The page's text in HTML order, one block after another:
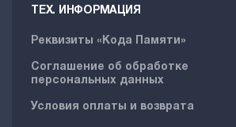
ТЕХ. ИНФОРМАЦИЯ
Реквизиты «Кода Памяти»
Соглашение об обработке
персональных данных
Условия оплаты и возврата